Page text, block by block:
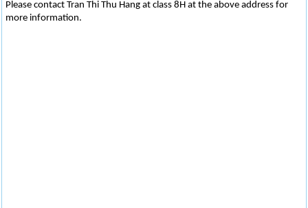
Please contact Tran Thi Thu Hang at class 8H at the above address for
more information.